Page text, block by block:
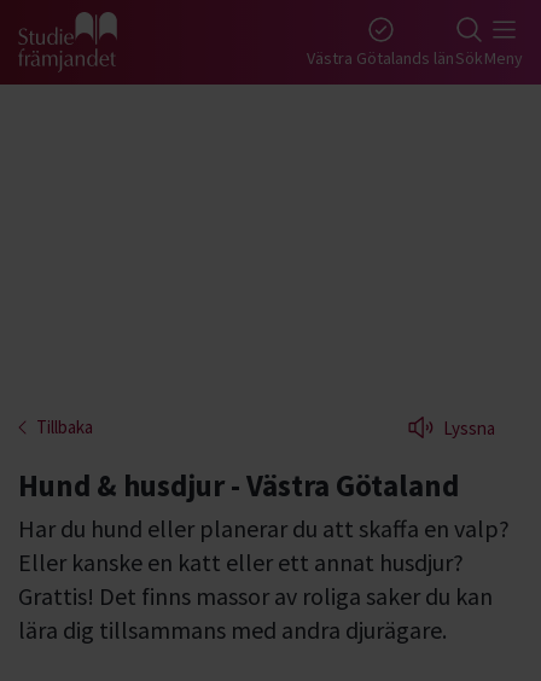
Gå till studiefrämjandets startsida Västra Götalands länSökMeny
Tillbaka Lyssna
Hund & husdjur - Västra Götaland
Har du hund eller planerar du att skaffa en valp?
Eller kanske en katt eller ett annat husdjur?
Grattis! Det finns massor av roliga saker du kan
lära dig tillsammans med andra djurägare.